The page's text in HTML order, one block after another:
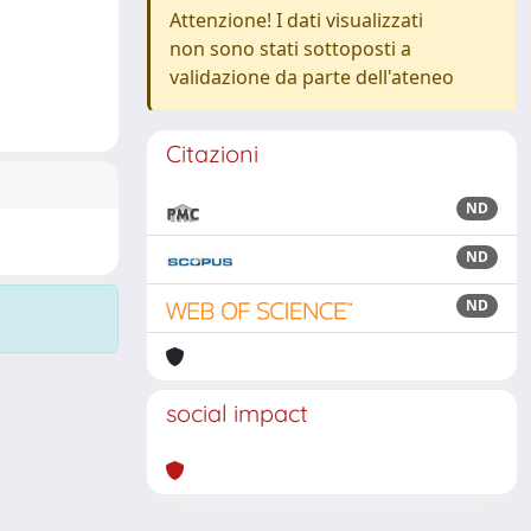
Attenzione! I dati visualizzati
non sono stati sottoposti a
validazione da parte dell'ateneo
Citazioni
ND
ND
ND
social impact